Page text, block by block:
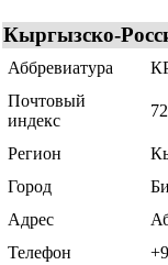
Кыргызско-
Аббревиатура
Почтовый
индекс
Регион
Город
Адрес
Телефон